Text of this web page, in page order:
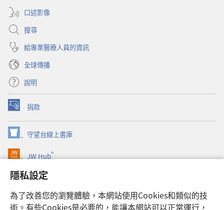
隱私設定
為了改善您的瀏覽體驗，本網站使用Cookies和類似的技
術。有些Cookies是必要的，能讓本網站可以正常運行，
口述影像
搜尋
給專業醫療人員的資訊
全球傳播
說明
捐款
（開
啟
新
視
窗）
守望台線上書庫
（開
啟
新
窗）
JW Hub®
（開
啟
新
視
窗）
JW Library®
Watchtower Library